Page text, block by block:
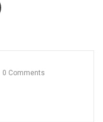
0 Comments